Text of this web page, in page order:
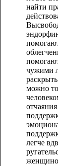
найти
чужими
можно
легче